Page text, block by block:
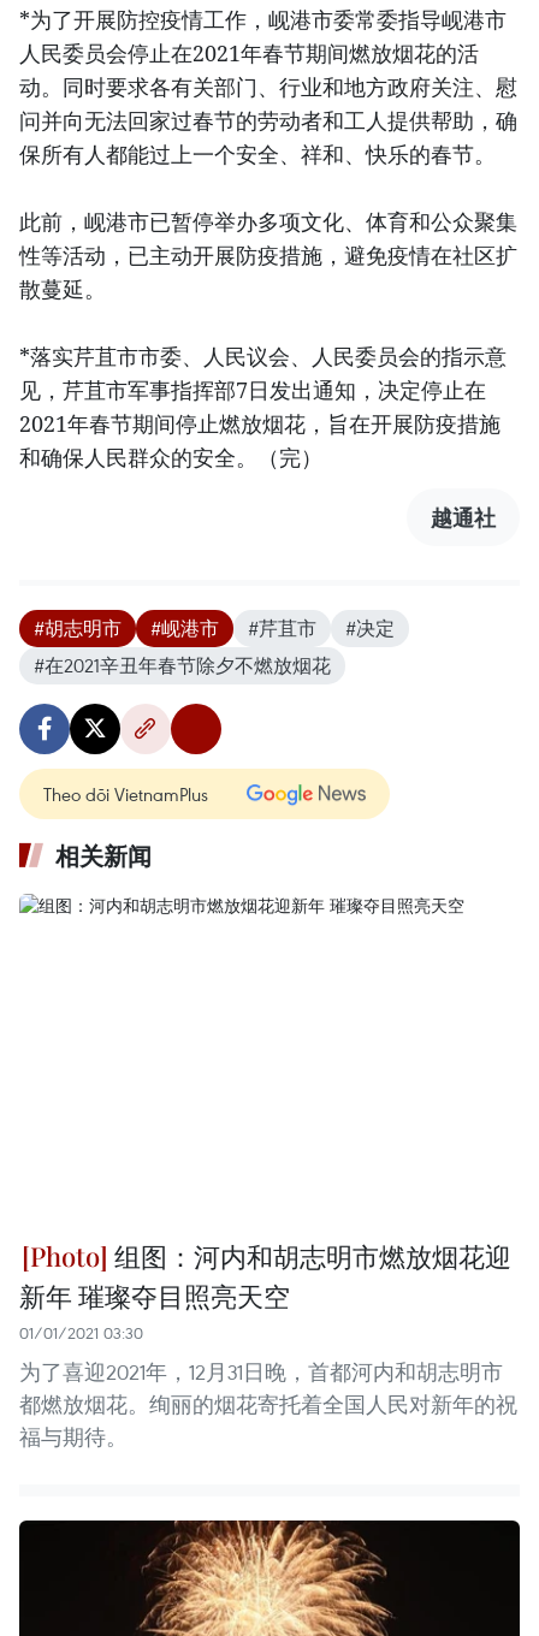
*为了开展防控疫情工作，岘港市委常委指导岘港市
人民委员会停止在2021年春节期间燃放烟花的活
动。同时要求各有关部门、行业和地方政府关注、慰
问并向无法回家过春节的劳动者和工人提供帮助，确
保所有人都能过上一个安全、祥和、快乐的春节。
此前，岘港市已暂停举办多项文化、体育和公众聚集
性等活动，已主动开展防疫措施，避免疫情在社区扩
散蔓延。
*落实芹苴市市委、人民议会、人民委员会的指示意
见，芹苴市军事指挥部7日发出通知，决定停止在
2021年春节期间停止燃放烟花，旨在开展防疫措施
和确保人民群众的安全。（完）
越通社
#胡志明市 #岘港市 #芹苴市
#决定
#在2021辛丑年春节除夕不燃放烟花
Theo dõi VietnamPlus
相关新闻
组图：河内和胡志明市燃放烟花迎
新年 璀璨夺目照亮天空
01/01/2021 03:30
为了喜迎2021年，12月31日晚，首都河内和胡志明市
都燃放烟花。绚丽的烟花寄托着全国人民对新年的祝
福与期待。